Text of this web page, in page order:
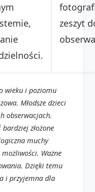
zeszyt
wieku i poziomu
Młodsze dzieci
obserwacjach.
złożone
muchy
Ważne
Dzięki temu
i przyjemna dla